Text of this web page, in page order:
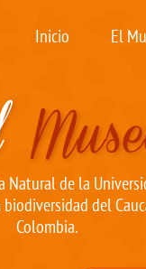
Inicio El
de la
del
Colombia.